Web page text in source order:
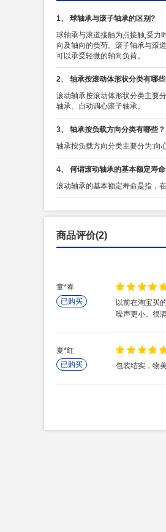
1、 球轴承与滚子轴承的区别?
球轴承与滚道接触为点接触,受力
向及轴向的负荷。滚子轴承与滚
可以承受轻微的轴向负荷。
2、 轴承按滚动体形状分类有哪些
滚动轴承按滚动体形状分类主要
轴承、自动调心滚子轴承。
3、 轴承按负载方向分类有哪些？
轴承按负载方向分类主要分为:向
4、 何谓滚动轴承的基本额定寿命
滚动轴承的基本额定寿命是指，
商品评价(2)
童*春
已购买
以前在淘宝买
噪声更小。很满
夏*红
已购买
包装结实，物